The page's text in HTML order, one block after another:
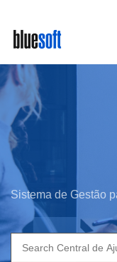
main
content
Sistema de Gestão
Search